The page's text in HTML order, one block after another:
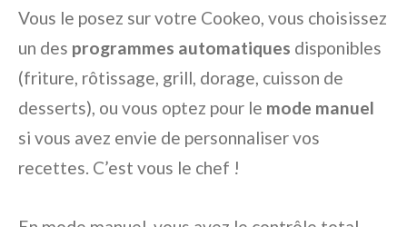
Vous le posez sur votre Cookeo, vous choisissez
un des programmes automatiques disponibles
(friture, rôtissage, grill, dorage, cuisson de
desserts), ou vous optez pour le mode manuel
si vous avez envie de personnaliser vos
recettes. C’est vous le chef !